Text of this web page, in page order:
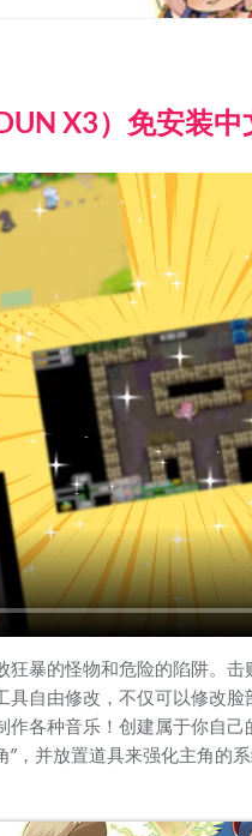
X3）免安装中
狂暴的怪物和危险的陷阱。
具自由修改，不仅可以修改
作各种音乐！创建属于你自
”，并放置道具来强化主角